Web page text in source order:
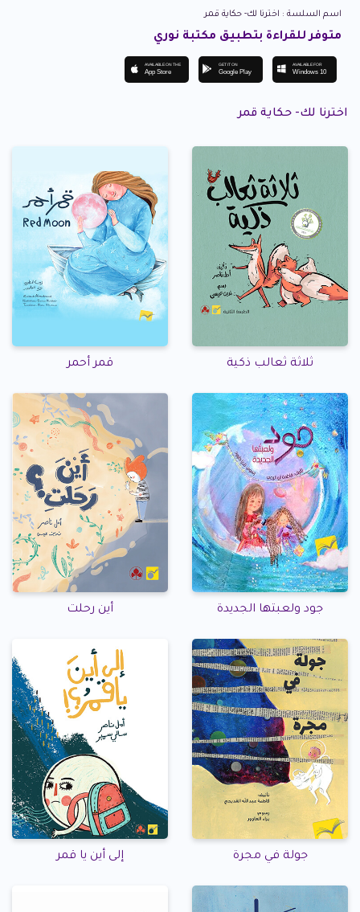
اسم السلسة : اخترنا لك- حكاية قمر
متوفر للقراءة بتطبيق مكتبة نوري
AVAILABLE ON THE
App Store
GET IT ON
Google Play
AVAILABLE FOR
Windows 10
اخترنا لك- حكاية قمر
ثلاثة ثعالب ذكية قمر أحمر
جود ولعبتها الجديدة أين رحلت
جولة في مجرة إلى أين يا قمر